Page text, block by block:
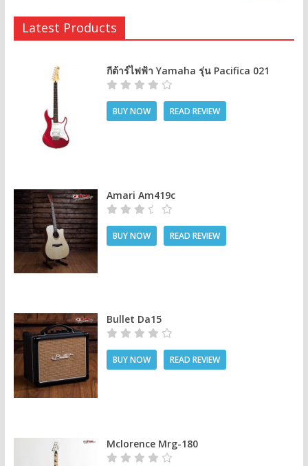
Latest Products
กีต้าร์ไฟฟ้า Yamaha รุ่น Pacifica 021
BUY NOW READ REVIEW
Amari Am419c
BUY NOW READ REVIEW
Bullet Da15
BUY NOW READ REVIEW
Mclorence Mrg-180